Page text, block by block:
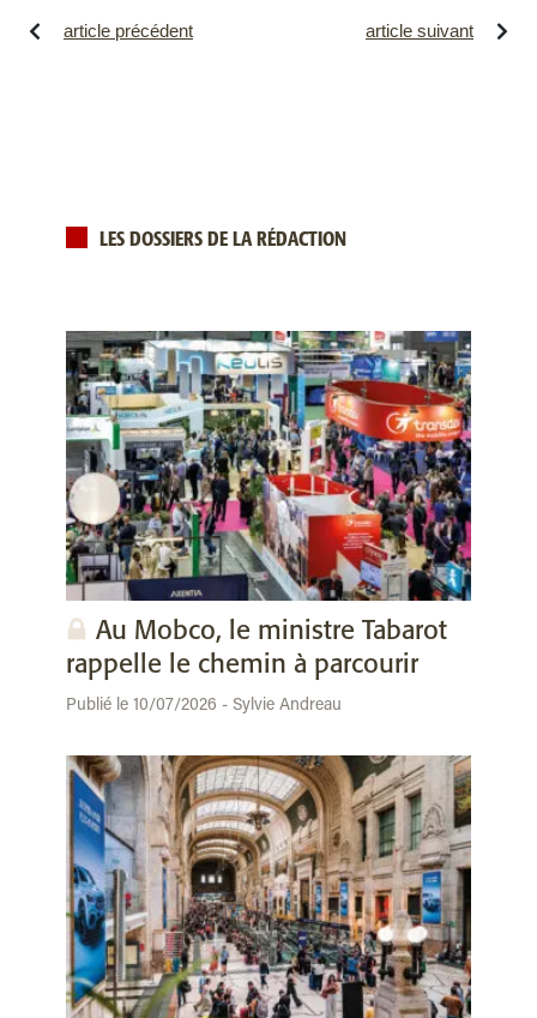
article précédent article suivant
LES DOSSIERS DE LA RÉDACTION
Au Mobco, le ministre Tabarot
rappelle le chemin à parcourir
Publié le 10/07/2026 - Sylvie Andreau